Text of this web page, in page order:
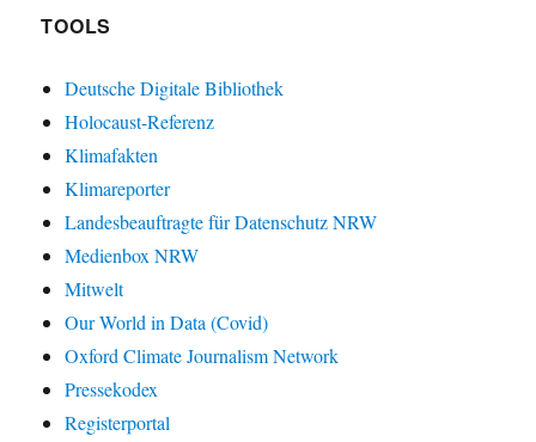
TOOLS
Deutsche Digitale Bibliothek
Holocaust-Referenz
Klimafakten
Klimareporter
Landesbeauftragte für Datenschutz NRW
Medienbox NRW
Mitwelt
Our World in Data (Covid)
Oxford Climate Journalism Network
Pressekodex
Registerportal